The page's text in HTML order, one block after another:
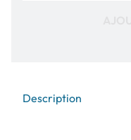
Description